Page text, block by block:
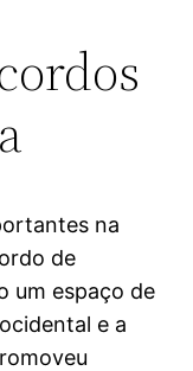
na
de
um espaço de
e a